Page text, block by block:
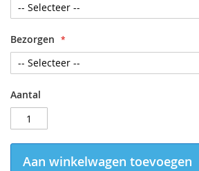
Bezorgen
Aantal
Aan winkelwagen toevoegen